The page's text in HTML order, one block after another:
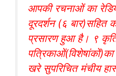
आपकी रचनाओं का
दूरदर्शन (६ बार)सहित
प्रसारण हुआ है। ९
खरे सुपरिचित मंचीय